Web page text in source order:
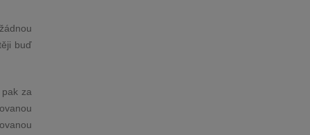
buď
za